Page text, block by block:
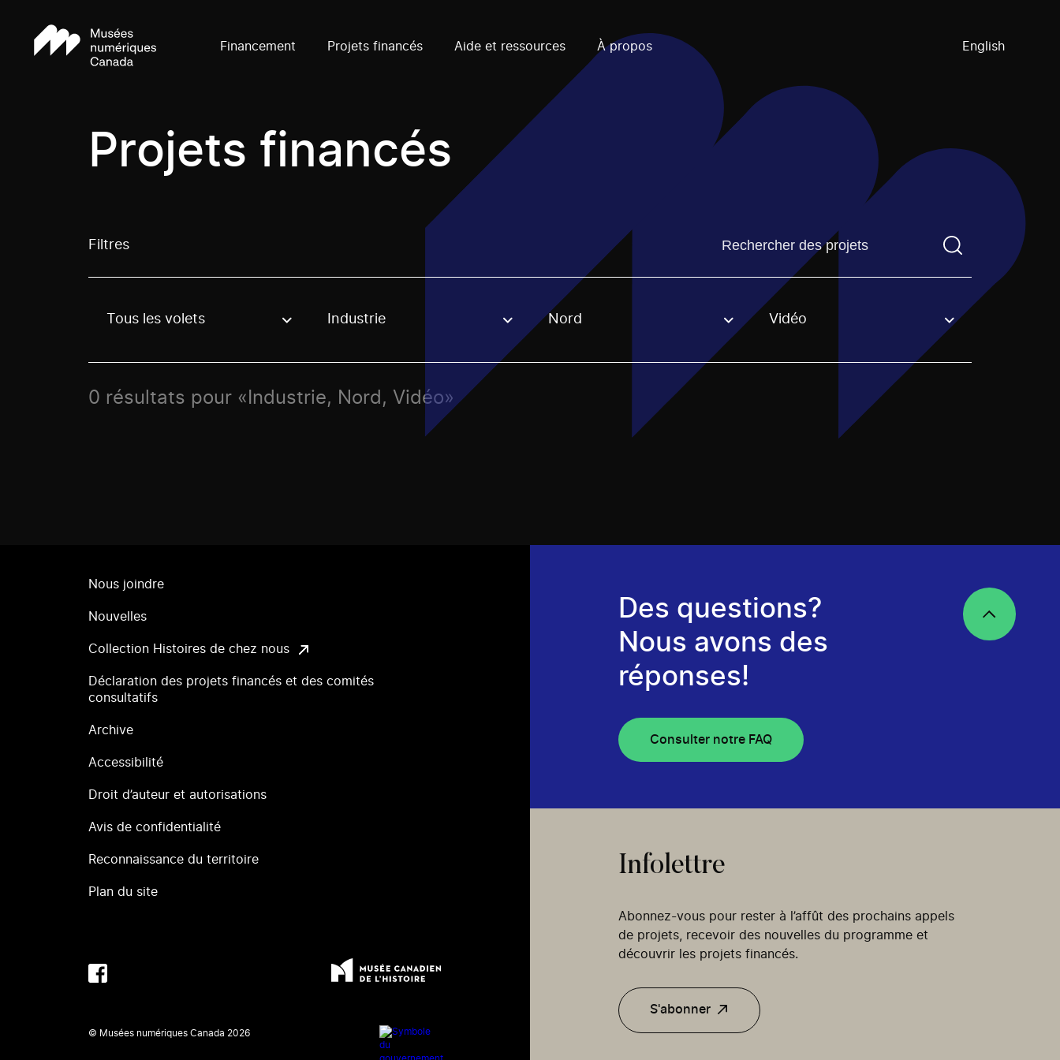
Financement Projets financés Aide et ressources À propos English
Projets financés
Filtres Trouvez un projetVous devez saisir un terme de
Use these options to filter projects by topic, stream or regon. The filter will be applied when selecting an option.
Tous les volets Industrie Nord Vidéo
0 résultats pour «Industrie, Nord, Vidéo»
Nous joindre
Nouvelles
Collection Histoires de chez nous
Déclaration des projets financés et des comités
consultatifs
Archive
Accessibilité
Droit d’auteur et autorisations
Avis de confidentialité
Reconnaissance du territoire
Plan du site
© Musées numériques Canada 2026
Des questions?
Nous avons des
réponses!
Consulter notre FAQ
Infolettre
Abonnez-vous pour rester à l’affût des prochains appels
de projets, recevoir des nouvelles du programme et
découvrir les projets financés.
S'abonner